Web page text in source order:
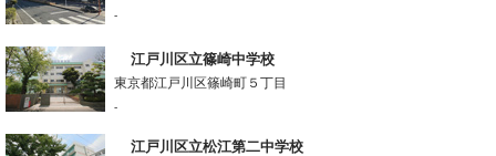
-
江戸川区立篠崎中学校
東京都江戸川区篠崎町５丁目
-
江戸川区立松江第二中学校